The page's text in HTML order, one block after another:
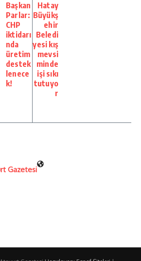
Başkan
Parlar:
CHP
iktidarı
nda
üretim
destek
lenece
k!
Hatay
Büyükş
ehir
Beledi
yesi kış
mevsi
minde
işi sıkı
tutuyo
r
Gazetesi